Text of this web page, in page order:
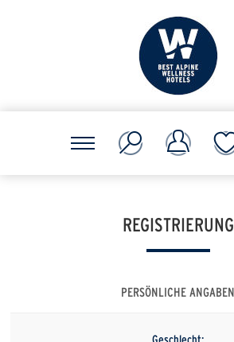
REGISTRIERUNG
PERSÖNLICHE ANGABEN